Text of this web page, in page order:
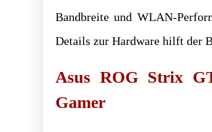
Bandbreite und WLAN-
Details zur Hardware hilft der
Asus ROG Strix
Gamer